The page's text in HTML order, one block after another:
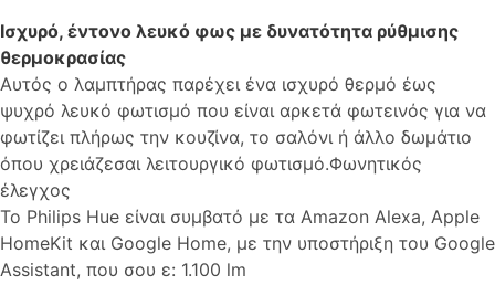
Ισχυρό, έντονο λευκό φως με δυνατότητα ρύθμισης
θερμοκρασίας
Αυτός ο λαμπτήρας παρέχει ένα ισχυρό θερμό έως
ψυχρό λευκό φωτισμό που είναι αρκετά φωτεινός για να
φωτίζει πλήρως την κουζίνα, το σαλόνι ή άλλο δωμάτιο
όπου χρειάζεσαι λειτουργικό φωτισμό.Φωνητικός
έλεγχος
Το Philips Hue είναι συμβατό με τα Amazon Alexa, Apple
HomeKit και Google Home, με την υποστήριξη του Google
Assistant, που σου ε: 1.100 lm